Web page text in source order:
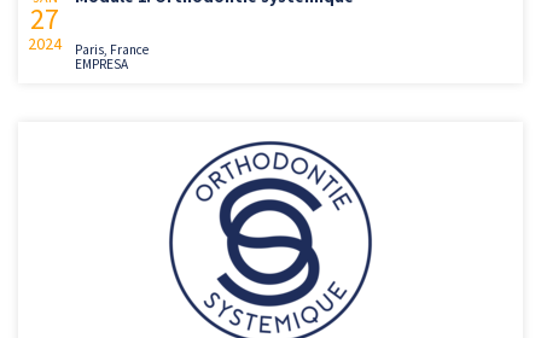
27
2024
Paris, France
EMPRESA